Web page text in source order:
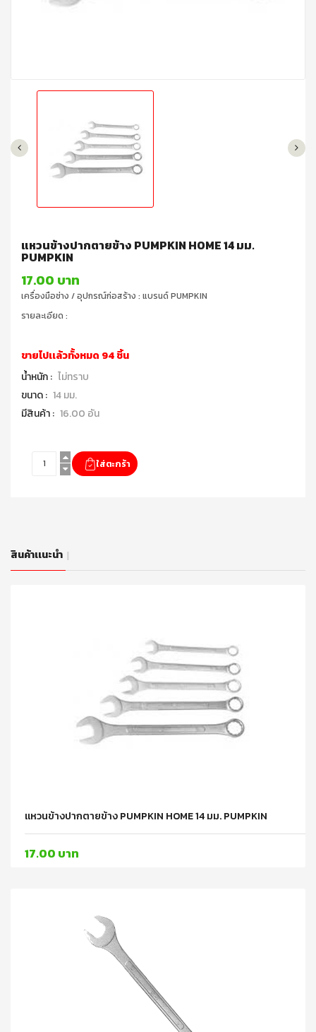
แหวนข้างปากตายข้าง PUMPKIN HOME 14 มม.
PUMPKIN
17.00 บาท
เครื่องมือช่าง / อุปกรณ์ก่อสร้าง : แบรนด์ PUMPKIN
รายละเอียด :
ขายไปเเล้วทั้งหมด 94 ชิ้น
น้ำหนัก : ไม่ทราบ
ขนาด : 14 มม.
มีสินค้า : 16.00 อัน
สินค้าเเนะนำ
แหวนข้างปากตายข้าง PUMPKIN HOME 14 มม. PUMPKIN
17.00 บาท